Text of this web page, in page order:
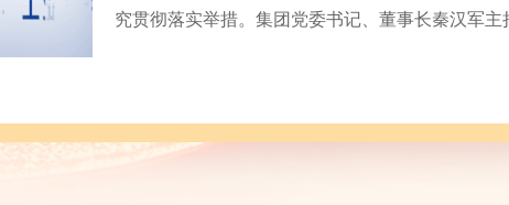
究贯彻落实举措。集团党委书记、董事长秦汉军主